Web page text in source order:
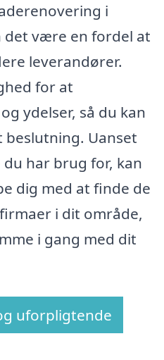
i
det være en fordel at
leverandører.
for at
ydelser, så du kan
Uanset
har brug for, kan
dig med at finde de
i dit område,
i gang med dit
uforpligtende